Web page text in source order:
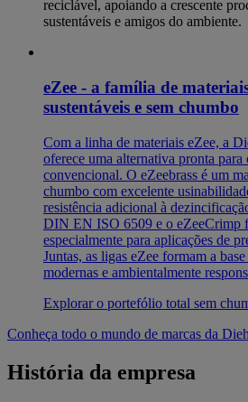
reciclável, apoiando a crescente
sustentáveis e amigos do ambiente.
eZee - a família de
sustentáveis e sem chumbo
Com a linha de materiais eZee, a
oferece uma alternativa pronta
convencional. O eZeebrass é um
chumbo com excelente
resistência adicional à
DIN EN ISO 6509 e o eZeeCrimp
especialmente para aplicações de
Juntas, as ligas eZee formam a
modernas e ambientalmente
Explorar o portefólio total sem
Conheça todo o mundo de marcas da
História da empresa